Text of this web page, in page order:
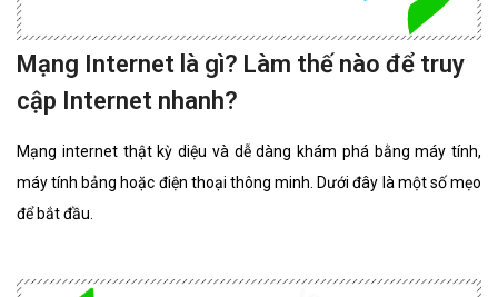
Mạng Internet là gì? Làm thế nào để truy
cập Internet nhanh?
Mạng internet thật kỳ diệu và dễ dàng khám phá bằng máy tính,
máy tính bảng hoặc điện thoại thông minh. Dưới đây là một số mẹo
để bắt đầu.